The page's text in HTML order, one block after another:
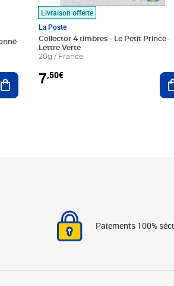
Ajouter au panier
Livraison offerte
La Poste
Collector 4 timbres - Le Petit Prince -
Lettre Verte
20g / France
7,50€
Paiements 100%